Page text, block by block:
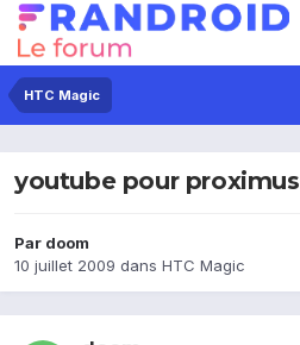
HTC Magic
youtube pour proximus
Par doom
10 juillet 2009 dans HTC Magic